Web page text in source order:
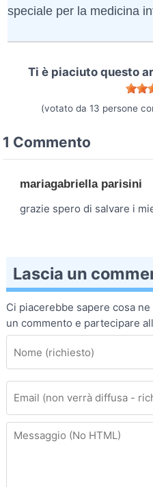
speciale per la medicina
Ti è piaciuto questo
(votato da 13 persone
1 Commento
mariagabriella parisini
grazie spero di salvare i
Lascia un
Ci piacerebbe sapere cosa
un commento e partecipare